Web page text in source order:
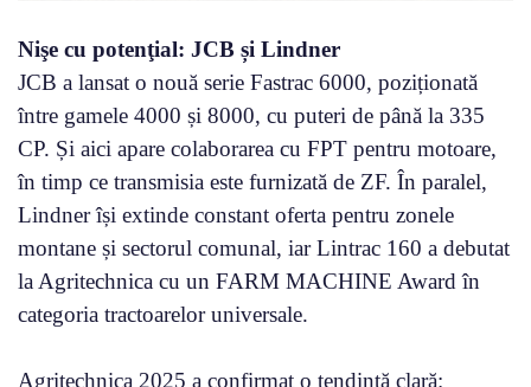
Nişe cu potenţial: JCB și Lindner
JCB a lansat o nouă serie Fastrac 6000, poziționată
între gamele 4000 și 8000, cu puteri de până la 335
CP. Și aici apare colaborarea cu FPT pentru motoare,
în timp ce transmisia este furnizată de ZF. În paralel,
Lindner își extinde constant oferta pentru zonele
montane și sectorul comunal, iar Lintrac 160 a debutat
la Agritechnica cu un FARM MACHINE Award în
categoria tractoarelor universale.
Agritechnica 2025 a confirmat o tendință clară: